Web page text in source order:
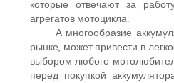
которые отвечают за
агрегатов мотоцикла.
А многообразие
рынке, может привести в
выбором любого
перед покупкой